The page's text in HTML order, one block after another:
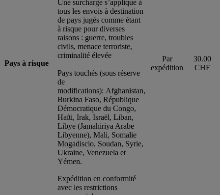
Pays à risque
Une surcharge s’applique à
tous les envois à destination
de pays jugés comme étant
à risque pour diverses
raisons : guerre, troubles
civils, menace terroriste,
criminalité élevée
Pays touchés (sous réserve
de
modifications): Afghanistan,
Burkina Faso, République
Démocratique du Congo,
Haïti, Irak, Israël, Liban,
Libye (Jamahiriya Arabe
Libyenne), Mali, Somalie
Mogadiscio, Soudan, Syrie,
Ukraine, Venezuela et
Yémen.
Par
expédition
30.00
CHF
Expédition en conformité
avec les restrictions